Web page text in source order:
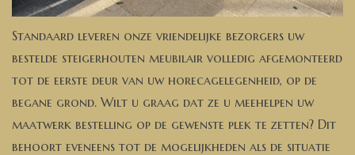
Standaard leveren onze vriendelijke bezorgers uw
bestelde steigerhouten meubilair volledig afgemonteerd
tot de eerste deur van uw horecagelegenheid, op de
begane grond. Wilt u graag dat ze u meehelpen uw
maatwerk bestelling op de gewenste plek te zetten? Dit
behoort eveneens tot de mogelijkheden als de situatie